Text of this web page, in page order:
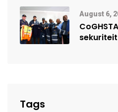
August 6,
Tags